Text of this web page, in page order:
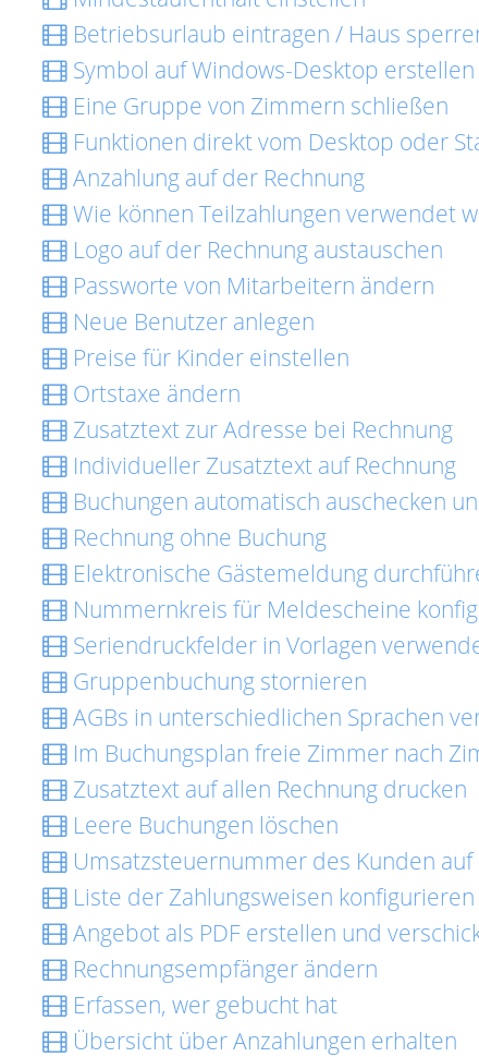
Betriebsurlaub eintragen / Haus
Symbol auf Windows-Desktop erstellen
Eine Gruppe von Zimmern schließen
Funktionen direkt vom Desktop oder
Anzahlung auf der Rechnung
Wie können Teilzahlungen verwendet
Logo auf der Rechnung austauschen
Passworte von Mitarbeitern ändern
Neue Benutzer anlegen
Preise für Kinder einstellen
Ortstaxe ändern
Zusatztext zur Adresse bei Rechnung
Individueller Zusatztext auf Rechnung
Buchungen automatisch auschecken
Rechnung ohne Buchung
Elektronische Gästemeldung
Nummernkreis für Meldescheine
Seriendruckfelder in Vorlagen
Gruppenbuchung stornieren
AGBs in unterschiedlichen Sprachen
Im Buchungsplan freie Zimmer nach
Zusatztext auf allen Rechnung drucken
Leere Buchungen löschen
Umsatzsteuernummer des Kunden
Liste der Zahlungsweisen konfigurieren
Angebot als PDF erstellen und
Rechnungsempfänger ändern
Erfassen, wer gebucht hat
Übersicht über Anzahlungen erhalten